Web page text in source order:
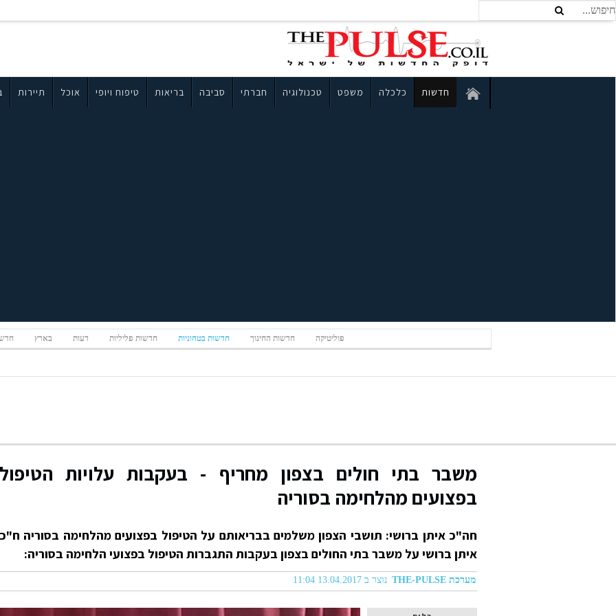
חדשות כלכלה משפט טכנולוגיה חברתי סביבה בריאות טיפוח ויופי אוכל תיירות
פוליטיקה חדשות החינוך חדשות בטחוניות חדשות פליליות דעות בארץ
משבר בתי חולים בצפון מחריף - בעקבות עלויות הטיפול
בפצועים מהלחימה בסוריה
חה"כ איתן ברושי: תושבי הצפון משלמים בבריאותם על הטיפול בפצועים מהלחימה בסוריה ח"כ
איתן ברושי על משבר בתי החולים בצפון בעקבות התגברות הטיפול בפצועי הלחימה בסוריה:
מערכת THE-PULSE נוצר ב 13.04.2017 11:04